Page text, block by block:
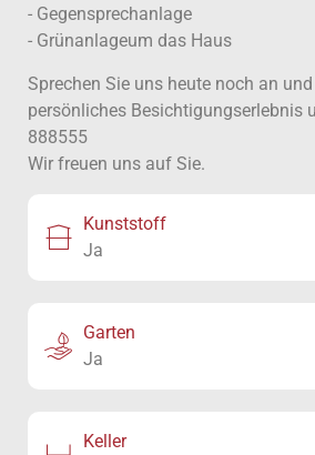
- Gegensprechanlage
- Grünanlageum das Haus
Sprechen Sie uns heute noch an
persönliches Besichtigungserlebnis
888555
Wir freuen uns auf Sie.
Kunststoff
Ja
Garten
Ja
Keller